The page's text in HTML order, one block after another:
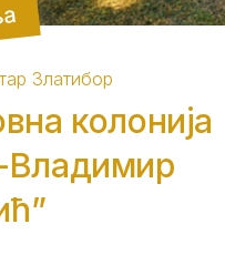
Златибор
колонија
Владимир